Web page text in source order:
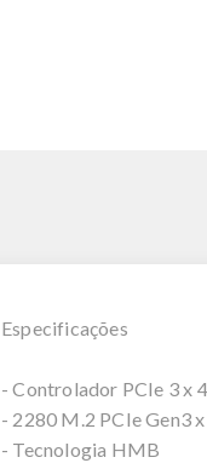
Especificações
- Controlador PCIe 3 x 4
- 2280 M.2 PCIe Gen3
- Tecnologia HMB